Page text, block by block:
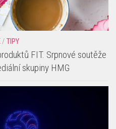
/ TIPY
FIT. Srpnové soutěže
skupiny HMG